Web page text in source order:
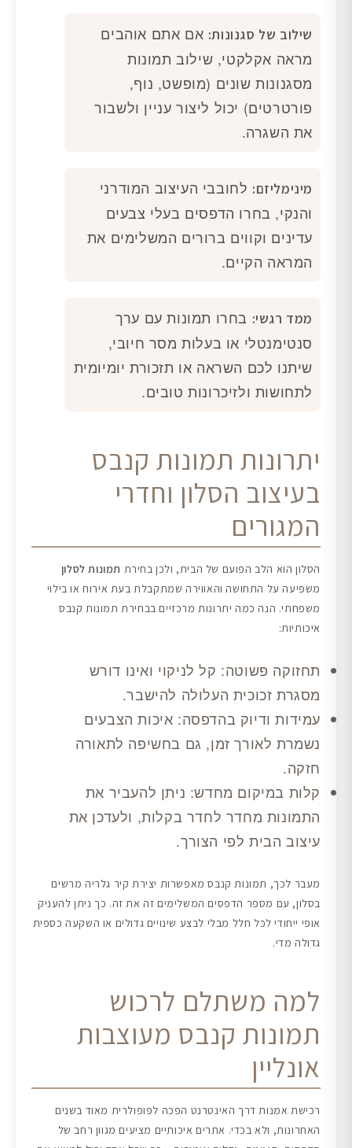
שילוב של סגנונות: אם אתם אוהבים
מראה אקלקטי, שילוב תמונות
מסגנונות שונים (מופשט, נוף,
פורטרטים) יכול ליצור עניין ולשבור
את השגרה.
מינימליזם: לחובבי העיצוב המודרני
והנקי, בחרו הדפסים בעלי צבעים
עדינים וקווים ברורים המשלימים את
המראה הקיים.
ממד רגשי: בחרו תמונות עם ערך
סנטימנטלי או בעלות מסר חיובי,
שיתנו לכם השראה או תזכורת יומיומית
לתחושות ולזיכרונות טובים.
יתרונות תמונות קנבס
בעיצוב הסלון וחדרי
המגורים
הסלון הוא הלב הפועם של הבית, ולכן בחירת תמונות לסלון
משפיעה על התחושה והאווירה שמתקבלת בעת אירוח או בילוי
משפחתי. הנה כמה יתרונות מרכזיים בבחירת תמונות קנבס
איכותיות:
תחזוקה פשוטה: קל לניקוי ואינו דורש
מסגרת זכוכית העלולה להישבר.
עמידות ודיוק בהדפסה: איכות הצבעים
נשמרת לאורך זמן, גם בחשיפה לתאורה
חזקה.
קלות במיקום מחדש: ניתן להעביר את
התמונות מחדר לחדר בקלות, ולעדכן את
עיצוב הבית לפי הצורך.
מעבר לכך, תמונות קנבס מאפשרות יצירת קיר גלריה מרשים
בסלון, עם מספר הדפסים המשלימים זה את זה. כך ניתן להעניק
אופי ייחודי לכל חלל מבלי לבצע שינויים גדולים או השקעה כספית
גדולה מדי.
למה משתלם לרכוש
תמונות קנבס מעוצבות
אונליין
רכישת אמנות דרך האינטרנט הפכה לפופולרית מאוד בשנים
האחרונות, ולא בכדי. אתרים איכותיים מציעים מגוון רחב של